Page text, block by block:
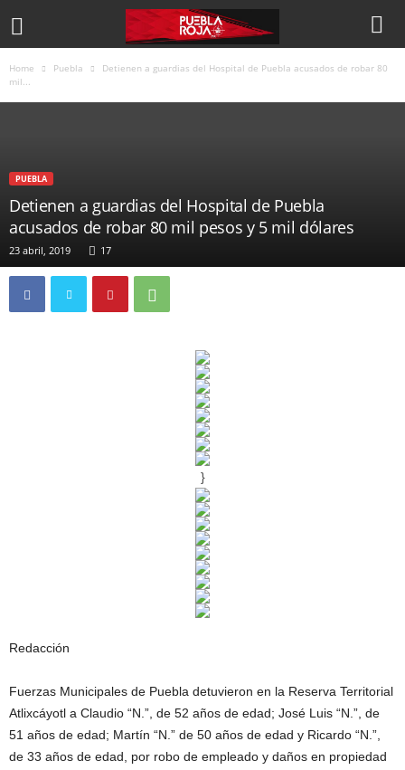
Home Puebla
Detienen a guardias del Hospital de Puebla acusados de robar 80
mil...
PUEBLA
Detienen a guardias del Hospital de Puebla
acusados de robar 80 mil pesos y 5 mil dólares
23 abril, 2019 17
}
Redacción
Fuerzas Municipales de Puebla detuvieron en la Reserva Territorial
Atlixcáyotl a Claudio “N.”, de 52 años de edad; José Luis “N.”, de
51 años de edad; Martín “N.” de 50 años de edad y Ricardo “N.”,
de 33 años de edad, por robo de empleado y daños en propiedad